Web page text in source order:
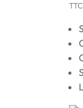
TTC